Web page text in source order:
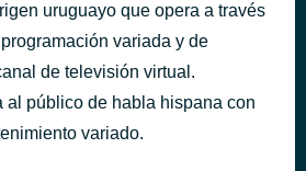
uruguayo que opera a través
variada y de
de televisión virtual.
al público de habla hispana con
variado.